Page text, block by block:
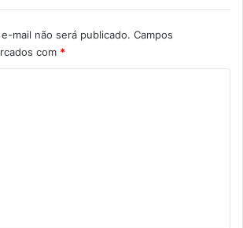
mail não será publicado. Campos
com *